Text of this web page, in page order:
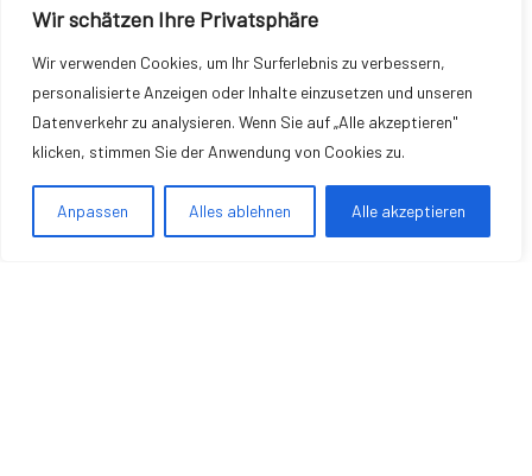
Wir schätzen Ihre Privatsphäre
Wir verwenden Cookies, um Ihr Surferlebnis zu verbessern,
personalisierte Anzeigen oder Inhalte einzusetzen und unseren
Datenverkehr zu analysieren. Wenn Sie auf „Alle akzeptieren"
klicken, stimmen Sie der Anwendung von Cookies zu.
Anpassen Alles ablehnen Alle akzeptieren
einzigartiges Design und ausgezeichnete Funktionalität, sondern stellt
Durch das Durchstöbern der Cairo-Seite können Sie sich über die
genauen Spezifikationen und Funktionen des Wandspiegels Orø 50
lassen.